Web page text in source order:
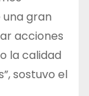
gran
acciones
la calidad
sostuvo el